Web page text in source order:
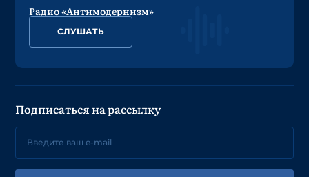
Радио «Антимодернизм»
СЛУШАТЬ
Подписаться на рассылку